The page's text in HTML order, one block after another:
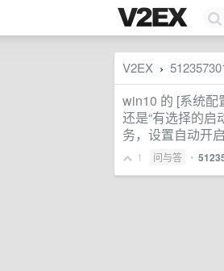
V2EX ›
win10 的 [系统配
还是“有选择的启
务，设置自动开
1 问与答 •